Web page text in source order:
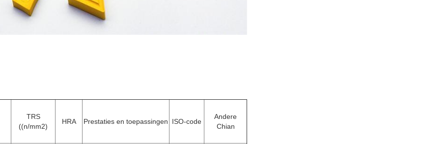
TRS
((n/mm2)
HRA Prestaties en toepassingen ISO-code
Andere
Chian